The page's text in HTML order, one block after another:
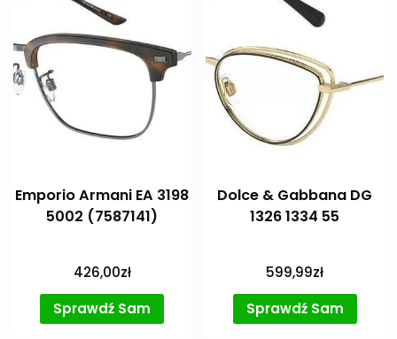
Emporio Armani EA 3198
5002 (7587141)
426,00zł
Sprawdź Sam
Dolce & Gabbana DG
1326 1334 55
599,99zł
Sprawdź Sam